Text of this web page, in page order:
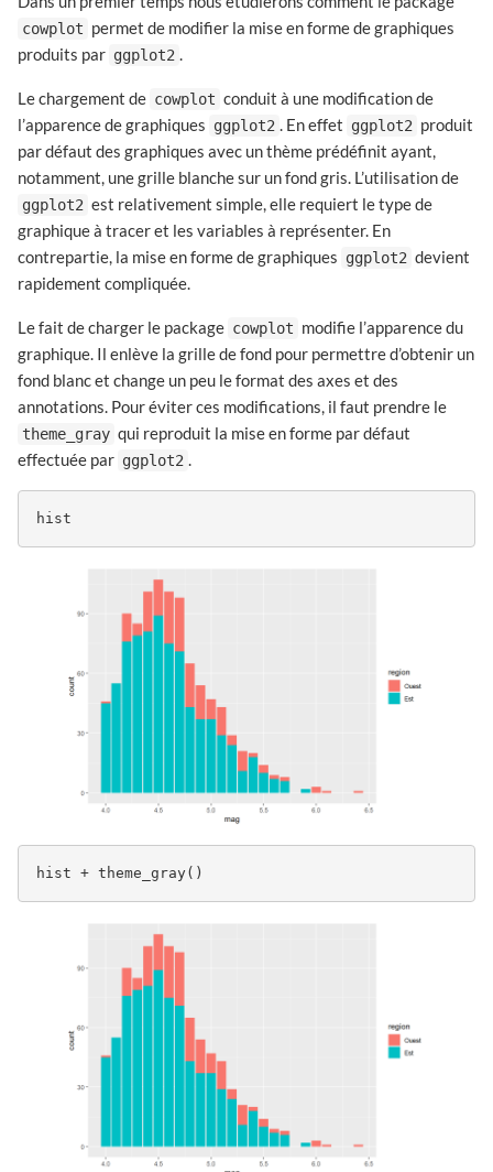
cowplot permet de modifier la mise en forme de graphiques
produits par ggplot2 .
Le chargement de cowplot conduit à une modification de
l’apparence de graphiques ggplot2 . En effet ggplot2 produit
par défaut des graphiques avec un thème prédéfinit ayant,
notamment, une grille blanche sur un fond gris. L’utilisation de
ggplot2 est relativement simple, elle requiert le type de
graphique à tracer et les variables à représenter. En
contrepartie, la mise en forme de graphiques ggplot2 devient
rapidement compliquée.
Le fait de charger le package cowplot modifie l’apparence du
graphique. Il enlève la grille de fond pour permettre d’obtenir un
fond blanc et change un peu le format des axes et des
annotations. Pour éviter ces modifications, il faut prendre le
theme_gray qui reproduit la mise en forme par défaut
effectuée par ggplot2 .
hist
hist + theme_gray()